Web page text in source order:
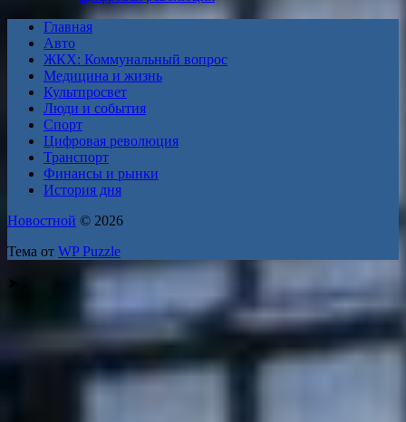
Главная
Авто
ЖКХ: Коммунальный вопрос
Медицина и жизнь
Культпросвет
Люди и события
Спорт
Цифровая революция
Транспорт
Финансы и рынки
История дня
Новостной © 2026
Тема от WP Puzzle
➤